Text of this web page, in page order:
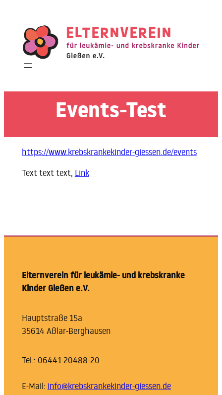
springen
Events-Test
https://www.krebskrankekinder-giessen.de/events
Text text text, Link
Elternverein für leukämie- und krebskranke
Kinder Gießen e.V.
Hauptstraße 15a
35614 Aßlar-Berghausen
Tel.: 06441 20488-20
E-Mail: info@krebskrankekinder-giessen.de